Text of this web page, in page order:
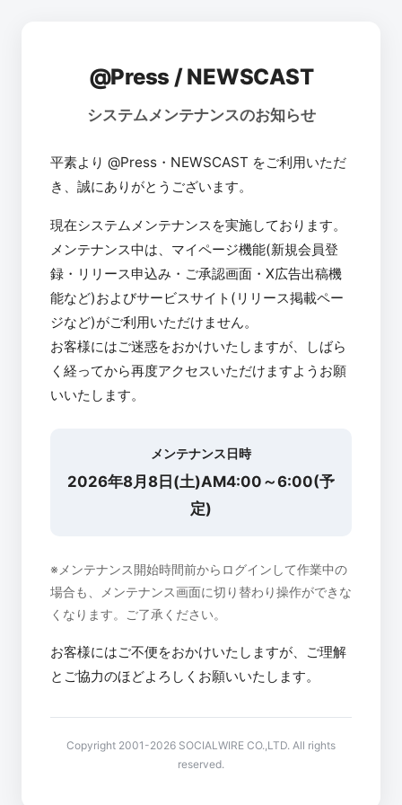
@Press / NEWSCAST
システムメンテナンスのお知らせ
平素より @Press・NEWSCAST をご利用いただ
き、誠にありがとうございます。
現在システムメンテナンスを実施しております。
メンテナンス中は、マイページ機能(新規会員登
録・リリース申込み・ご承認画面・X広告出稿機
能など)およびサービスサイト(リリース掲載ペー
ジなど)がご利用いただけません。
お客様にはご迷惑をおかけいたしますが、しばら
く経ってから再度アクセスいただけますようお願
いいたします。
メンテナンス日時
2026年8月8日(土)AM4:00～6:00(予
定)
※メンテナンス開始時間前からログインして作業中の
場合も、メンテナンス画面に切り替わり操作ができな
くなります。ご了承ください。
お客様にはご不便をおかけいたしますが、ご理解
とご協力のほどよろしくお願いいたします。
Copyright 2001-2026 SOCIALWIRE CO.,LTD. All rights
reserved.